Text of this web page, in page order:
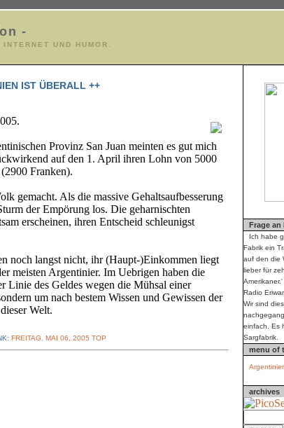
-
UND HUMOR.
IST ÜBERALL ++
Provinz San Juan meinten es gut mich
auf den 1. April ihren Lohn von 5000
Franken).
gemacht. Als die massive Gehaltsaufbesserung
der Empörung los. Die geharnischten
erscheinen, ihren Entscheid schleunigst
noch langst nicht, ihr (Haupt-)Einkommen liegt
meisten Argentinier. Im Uebrigen haben die
Linie des Geldes wegen die Mühsal einer
um nach bestem Wissen und Gewissen der
Welt.
FREITAG, MAI 06, 2005 TOP
Frage an
Ich habe
Fabrik ein
auf den die
lieber für
Radio
Wir sind
einfach. Es
Sargfabrik.
menu of
archives